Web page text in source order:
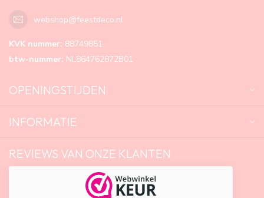
webshop@feestdeco.nl
KVK nummer: 88749851
btw-nummer: NL864762872B01
OPENINGSTIJDEN
INFORMATIE
REVIEWS VAN ONZE KLANTEN